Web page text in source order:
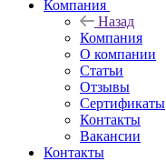
Компания
Назад
Компания
О компании
Статьи
Отзывы
Сертификаты
Контакты
Вакансии
Контакты